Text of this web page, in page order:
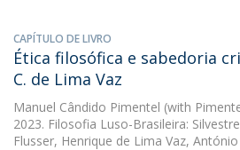
CAPÍTULO DE LIVRO
Ética filosófica e sabedoria
C. de Lima Vaz
Manuel Cândido Pimentel (with
2023. Filosofia Luso-Brasileira:
Flusser, Henrique de Lima Vaz,